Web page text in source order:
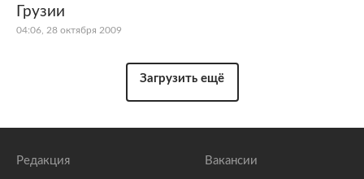
Грузии
04:06, 28 октября 2009
Загрузить ещё
Редакция Вакансии